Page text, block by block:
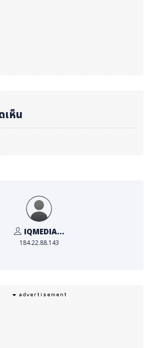
บูรณาการเทคโนโลยีการปล่อยมลพิษเป็น
ล่อยมลพิษต่ำเพื่อเพิ่มสมรรถนะ ยกระดับ
ละลดผลกระทบต่อสภาพอากาศของโคร
องท่าเรือได้อย่างไร
งการใช้จ่ายในการจัดซื้อกับซัพพลายเออ
จีโอ, กลุ่มอุตสาหกรรม และบริษัทต่าง ๆ
ลยุทธ์ด้านความยั่งยืนในสหรัฐและในทวี
ตัวอย่างเช่น โครว์ลีย์ได้ร่วมมือกับอีโคว
เพื่อประเมินแนวทางปฏิบัติด้านความ
ในปี 2565 เราภูมิใจในสิ่งที่เราได้ทำสำเร็
องทำอีกมาก เพื่อสร้างผลกระทบให้กับพ
ราให้บริการ" คุณมีแกน แอตคินสัน (Me
องประธานฝ่ายความยั่งยืนของโครว์ลีย์
เพื่อช่วยนำไปสู่การลดคาร์บอนในอุตสา
ยืนประจำปี 2565 ของโครว์ลีย์ ได้ที่ ww
เห็น
IQMEDIA...
184.22.88.143